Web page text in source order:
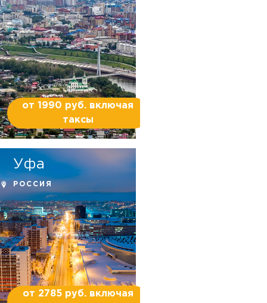
от 1990 руб. включая
таксы
Уфа
РОССИЯ
от 2785 руб. включая